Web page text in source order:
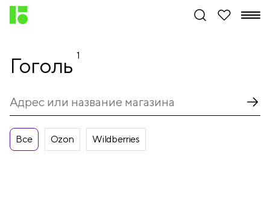
Гоголь 1
Все Ozon Wildberries